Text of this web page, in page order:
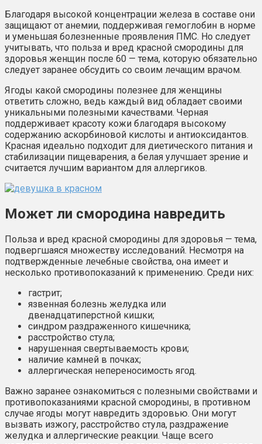
Благодаря высокой концентрации железа в составе они
защищают от анемии, поддерживая гемоглобин в норме
и уменьшая болезненные проявления ПМС. Но следует
учитывать, что польза и вред красной смородины для
здоровья женщин после 60 — тема, которую обязательно
следует заранее обсудить со своим лечащим врачом.
Ягоды какой смородины полезнее для женщины
ответить сложно, ведь каждый вид обладает своими
уникальными полезными качествами. Черная
поддерживает красоту кожи благодаря высокому
содержанию аскорбиновой кислоты и антиоксидантов.
Красная идеально подходит для диетического питания и
стабилизации пищеварения, а белая улучшает зрение и
считается лучшим вариантом для аллергиков.
Может ли смородина навредить
Польза и вред красной смородины для здоровья — тема,
подвергшаяся множеству исследований. Несмотря на
подтвержденные лечебные свойства, она имеет и
несколько противопоказаний к применению. Среди них:
гастрит;
язвенная болезнь желудка или
двенадцатиперстной кишки;
синдром раздраженного кишечника;
расстройство стула;
нарушенная свертываемость крови;
наличие камней в почках;
аллергическая непереносимость ягод.
Важно заранее ознакомиться с полезными свойствами и
противопоказаниями красной смородины, в противном
случае ягоды могут навредить здоровью. Они могут
вызвать изжогу, расстройство стула, раздражение
желудка и аллергические реакции. Чаще всего